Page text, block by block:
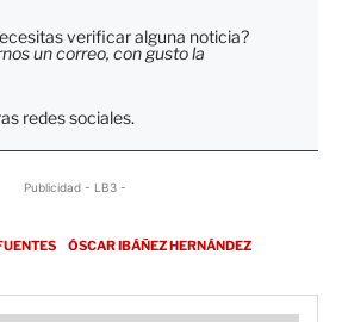
verificar alguna noticia?
un correo, con gusto la
redes sociales.
Publicidad - LB3 -
ÓSCAR IBÁÑEZ HERNÁNDEZ